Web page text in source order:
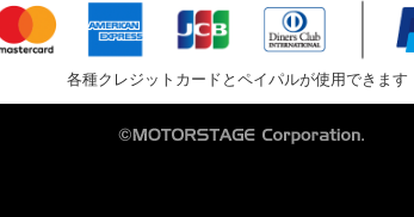
各種クレジットカードとペイパルが使用できます